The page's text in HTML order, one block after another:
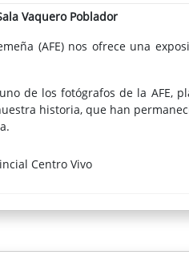
Vaquero Poblador
(AFE) nos ofrece una
de los fotógrafos de la AFE,
historia, que han
Centro Vivo